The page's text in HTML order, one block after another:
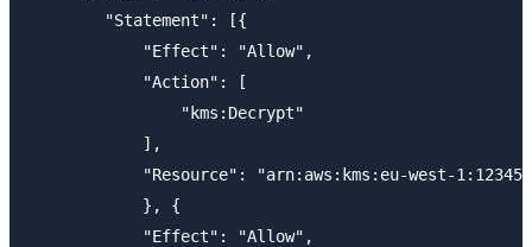
        "Statement": [{
            "Effect": "Allow",
            "Action": [
                "kms:Decrypt"
            ],
"Resource": "arn:aws:kms:eu-west-
            }, {
            "Effect": "Allow",